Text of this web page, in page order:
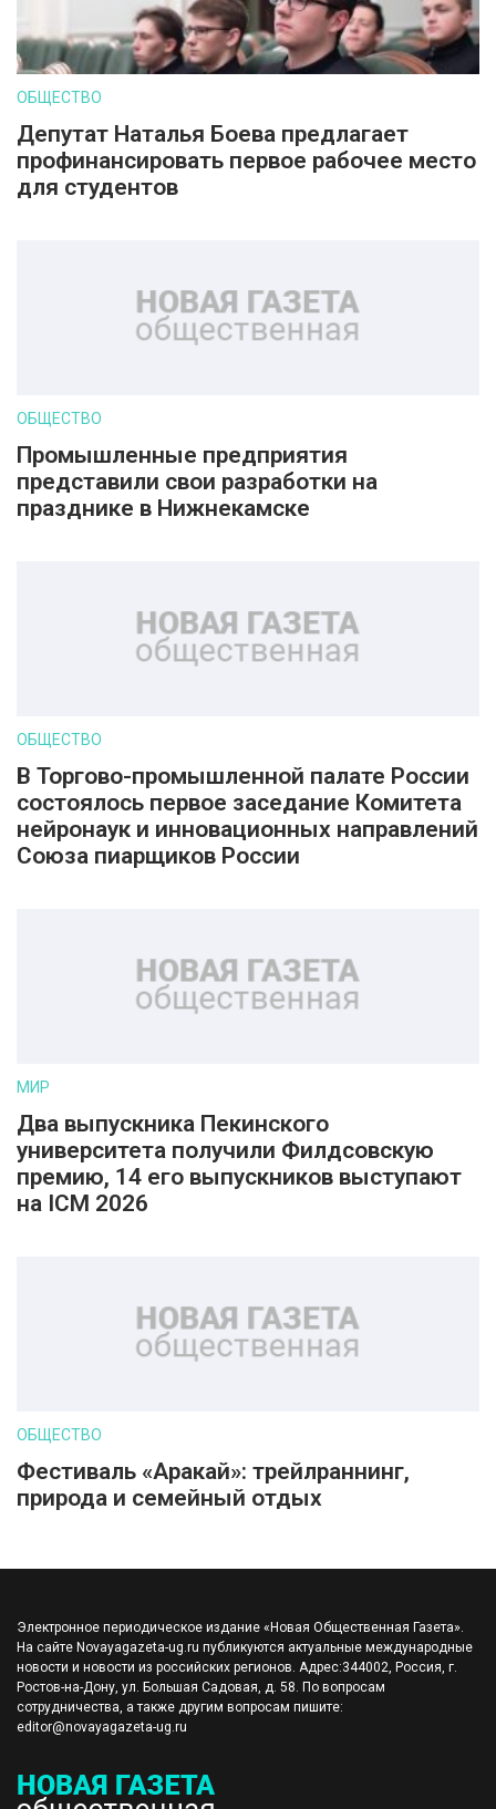
ОБЩЕСТВО
Депутат Наталья Боева предлагает
профинансировать первое рабочее место
для студентов
ОБЩЕСТВО
Промышленные предприятия
представили свои разработки на
празднике в Нижнекамске
ОБЩЕСТВО
В Торгово-промышленной палате России
состоялось первое заседание Комитета
нейронаук и инновационных направлений
Союза пиарщиков России
МИР
Два выпускника Пекинского
университета получили Филдсовскую
премию, 14 его выпускников выступают
на ICM 2026
ОБЩЕСТВО
Фестиваль «Аракай»: трейлраннинг,
природа и семейный отдых
Электронное периодическое издание «Новая Общественная Газета».
На сайте Novayagazeta-ug.ru публикуются актуальные международные
новости и новости из российских регионов. Адрес:344002, Россия, г.
Ростов-на-Дону, ул. Большая Садовая, д. 58. По вопросам
сотрудничества, а также другим вопросам пишите:
editor@novayagazeta-ug.ru